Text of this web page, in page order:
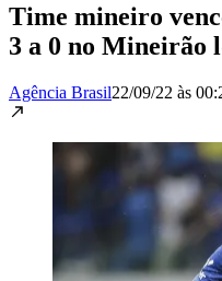
Time mineiro
3 a 0 no Mineirão
Agência Brasil22/09/22 às